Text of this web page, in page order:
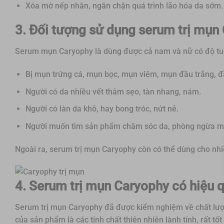
Xóa mờ nếp nhăn, ngăn chặn quá trình lão hóa da sớm.
3. Đối tượng sử dụng serum trị mụn
Serum mụn Caryophy là dùng được cả nam và nữ có độ
Bị mụn trứng cá, mụn bọc, mụn viêm, mụn đầu trắng,
Người có da nhiều vết thâm sẹo, tàn nhang, nám.
Người có làn da khô, hay bong tróc, nứt nẻ.
Người muốn tìm sản phẩm chăm sóc da, phòng ngừa
Ngoài ra, serum trị mụn Caryophy còn có thể dùng cho
4. Serum trị mụn Caryophy có hiệu
Serum trị mụn Caryophy đã được kiểm nghiệm về chất
của sản phẩm là các tinh chất thiên nhiên lành tính, rất